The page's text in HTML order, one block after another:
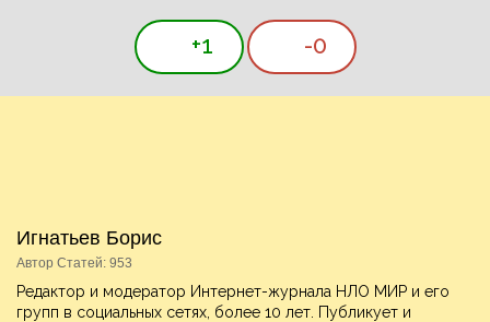
+1 -0
Игнатьев Борис
Автор Статей: 953
Редактор и модератор Интернет-журнала НЛО МИР и его
групп в социальных сетях, более 10 лет. Публикует и